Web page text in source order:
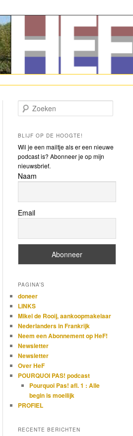
Zoeken
BLIJF OP DE HOOGTE!
Wil je een mailtje als er een nieuwe
podcast is? Abonneer je op mijn
nieuwsbrief.
Naam
Email
PAGINA’S
doneer
LINKS
Mikel de Rooij, aankoopmakelaar
Nederlanders in Frankrijk
Neem een Abonnement op HeF!
Newsletter
Newsletter
Over HeF
POURQUOI PAS! podcast
Pourquoi Pas! afl. 1 : Alle
begin is moeilijk
PROFIEL
RECENTE BERICHTEN